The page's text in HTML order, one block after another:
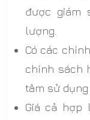
được giám
lượng.
Có các
chính sách
tâm sử
Giá cả hợp